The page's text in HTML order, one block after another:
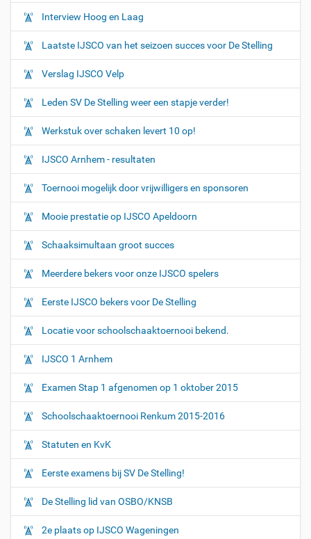
Interview Hoog en Laag
Laatste IJSCO van het seizoen succes voor De Stelling
Verslag IJSCO Velp
Leden SV De Stelling weer een stapje verder!
Werkstuk over schaken levert 10 op!
IJSCO Arnhem - resultaten
Toernooi mogelijk door vrijwilligers en sponsoren
Mooie prestatie op IJSCO Apeldoorn
Schaaksimultaan groot succes
Meerdere bekers voor onze IJSCO spelers
Eerste IJSCO bekers voor De Stelling
Locatie voor schoolschaaktoernooi bekend.
IJSCO 1 Arnhem
Examen Stap 1 afgenomen op 1 oktober 2015
Schoolschaaktoernooi Renkum 2015-2016
Statuten en KvK
Eerste examens bij SV De Stelling!
De Stelling lid van OSBO/KNSB
2e plaats op IJSCO Wageningen